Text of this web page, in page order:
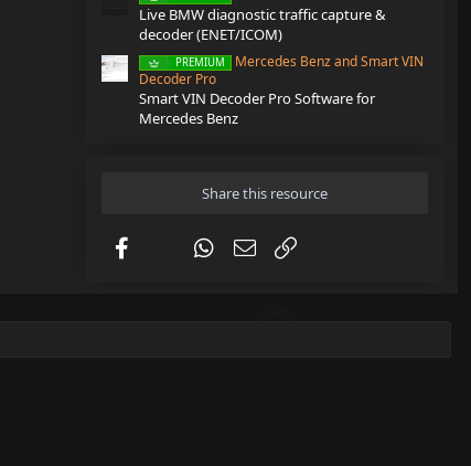
Live BMW diagnostic traffic capture &
decoder (ENET/ICOM)
PREMIUM
Mercedes Benz and Smart VIN
Decoder Pro
Smart VIN Decoder Pro Software for
Mercedes Benz
Share this resource
FacebookX (Twitter)WhatsApp
Email